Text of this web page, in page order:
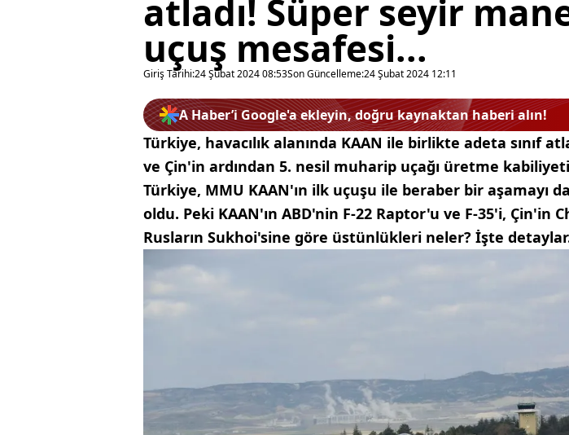
atladı! Süper seyir
uçuş mesafesi...
Giriş Tarihi:24 Şubat 2024 08:53Son Güncelleme:24 Şubat 2024 12:11
A Haber’i Google'a ekleyin, doğru kaynaktan haberi alın!
Türkiye, havacılık alanında KAAN ile birlikte adeta sınıf
ve Çin'in ardından 5. nesil muharip uçağı üretme
Türkiye, MMU KAAN'ın ilk uçuşu ile beraber bir aşamayı
oldu. Peki KAAN'ın ABD'nin F-22 Raptor'u ve F-35'i, Çin'in
Rusların Sukhoi'sine göre üstünlükleri neler? İşte